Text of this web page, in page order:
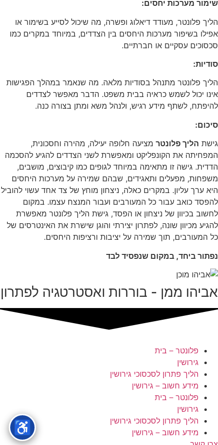
שימור מערכות יחסים:
הליך פלונטר, מעודד דיאלוג ופשרה, מה שיכול לסייע בשימור או
אפילו בשיפור מערכות היחסים בין הצדדים, במיוחד במקרים כמו
סכסוכים עסקיים או חברתיים.
סודיות:
הליך פלונטר מתנהל בסודיות מלאה. מה שנאמר במהלך הפגישות
אינו יכול לשמש כראיה בבית משפט. הדבר מאפשר לצדדים
להיפתח, לשתף מידע רגיש, ולנהל משא ומתן בצורה כנה.
סיכום:
גישת הליך פלונטר מציעה חלופה יעילה, מהירה וחסכונית,
המפחיתה את הקונפליקט ומאפשרת לשני הצדדים להגיע להסכמה
הדדית. גישה זו מתאימה במיוחד לגופים כמו קיבוצים, מושבים,
משפחות, מפעלים ותאגידים, שבהם שמירה על מערכות היחסים
היא ערך עליון. במקרים כאלה, ניצחון מוחץ של צד אחד עשוי להוביל
להפסד כואב עבור כל המעורבים ועבור המנצח עצמו. במקום
לחשוב בכיוון של ניצחון או הפסד, גישת הליך פלונטר מאפשרת
להגיע מכיוון שונה, לפתרון יצירתי והוגן שישרת את האינטרסים של
כל המעורבים, תוך שמירה על יציבות ורציפות היחסים.
נפתור ביחד, במקום שנפסיד לבד
אביהו ממן - בוררות ואסטרטגיה לפתרון
פלונטר – בית
גירושין
הליך פתרון לסכסוכי גירושין
מידע חשוב – גירושין
פלונטר – בית
גירושין
הליך פתרון לסכסוכי גירושין
מידע חשוב – גירושין
♿